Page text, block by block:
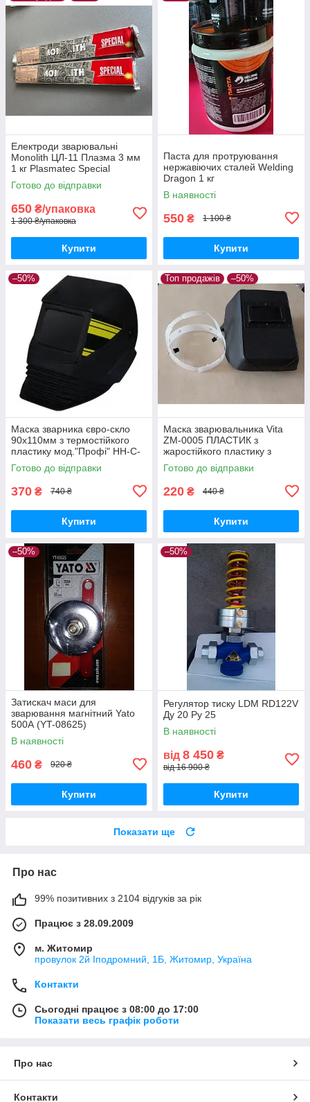
Електроди зварювальні
Monolith ЦЛ-11 Плазма 3 мм
1 кг Plasmatec Special
Спеціальний
Готово до відправки
650 ₴/упаковка
1 300 ₴/упаковка
Купити
Паста для протруювання
нержавіючих сталей Welding
Dragon 1 кг
В наявності
550 ₴ 1 100 ₴
Купити
–50%
Маска зварника євро-скло
90х110мм з термостійкого
пластику мод."Профі" НН-С-
У1
Готово до відправки
370 ₴ 740 ₴
Купити
Топ продажів –50%
Маска зварювальника Vita
ZM-0005 ПЛАСТИК з
жаростійкого пластику з
регульованим оголов'ям
затемнене скло
Готово до відправки
220 ₴ 440 ₴
Купити
–50%
Затискач маси для
зварювання магнітний Yato
500А (YT-08625)
В наявності
460 ₴ 920 ₴
Купити
–50%
Регулятор тиску LDM RD122V
Ду 20 Ру 25
В наявності
від 8 450 ₴
від 16 900 ₴
Купити
Показати ще
Про нас
99% позитивних з 2104 відгуків за рік
Працює з 28.09.2009
м. Житомир
провулок 2й Іподромний, 1Б, Житомир, Україна
Контакти
Сьогодні працює з 08:00 до 17:00
Показати весь графік роботи
Про нас
Контакти